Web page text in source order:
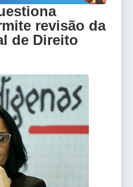
revisão da
de Direito